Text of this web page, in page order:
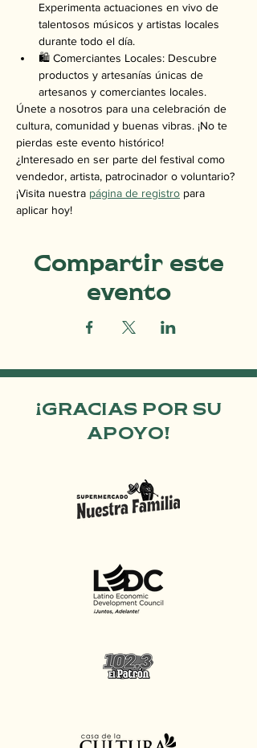
Experimenta actuaciones en vivo de
talentosos músicos y artistas locales
durante todo el día.
🛍️ Comerciantes Locales: Descubre
productos y artesanías únicas de
artesanos y comerciantes locales.
Únete a nosotros para una celebración de
cultura, comunidad y buenas vibras. ¡No te
pierdas este evento histórico!
¿Interesado en ser parte del festival como
vendedor, artista, patrocinador o voluntario?
¡Visita nuestra página de registro para
aplicar hoy!
Compartir este
evento
¡GRACIAS POR SU
APOYO!